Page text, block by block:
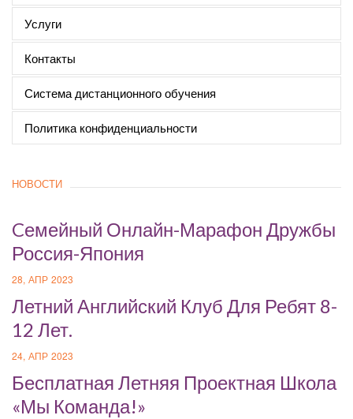
Услуги
Контакты
Система дистанционного обучения
Политика конфиденциальности
НОВОСТИ
Cемейный Онлайн-Марафон Дружбы
Россия-Япония
28, АПР 2023
Летний Английский Клуб Для Ребят 8-
12 Лет.
24, АПР 2023
Бесплатная Летняя Проектная Школа
«Мы Команда!»